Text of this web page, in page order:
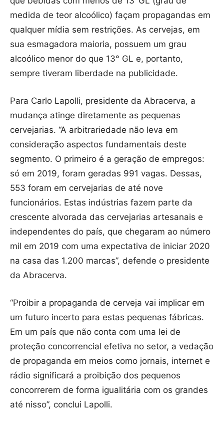
medida de teor alcoólico) façam propagandas em
qualquer mídia sem restrições. As cervejas, em
sua esmagadora maioria, possuem um grau
alcoólico menor do que 13° GL e, portanto,
sempre tiveram liberdade na publicidade.
Para Carlo Lapolli, presidente da Abracerva, a
mudança atinge diretamente as pequenas
cervejarias. “A arbitrariedade não leva em
consideração aspectos fundamentais deste
segmento. O primeiro é a geração de empregos:
só em 2019, foram geradas 991 vagas. Dessas,
553 foram em cervejarias de até nove
funcionários. Estas indústrias fazem parte da
crescente alvorada das cervejarias artesanais e
independentes do país, que chegaram ao número
mil em 2019 com uma expectativa de iniciar 2020
na casa das 1.200 marcas”, defende o presidente
da Abracerva.
“Proibir a propaganda de cerveja vai implicar em
um futuro incerto para estas pequenas fábricas.
Em um país que não conta com uma lei de
proteção concorrencial efetiva no setor, a vedação
de propaganda em meios como jornais, internet e
rádio significará a proibição dos pequenos
concorrerem de forma igualitária com os grandes
até nisso”, conclui Lapolli.